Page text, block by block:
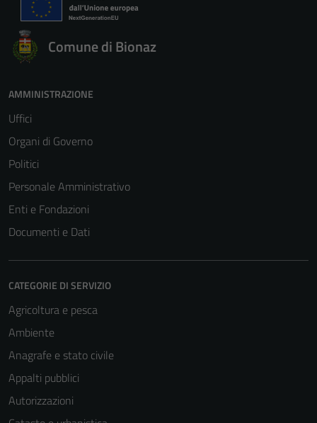
Comune di Bionaz
AMMINISTRAZIONE
Uffici
Organi di Governo
Politici
Personale Amministrativo
Enti e Fondazioni
Documenti e Dati
CATEGORIE DI SERVIZIO
Agricoltura e pesca
Ambiente
Anagrafe e stato civile
Appalti pubblici
Autorizzazioni